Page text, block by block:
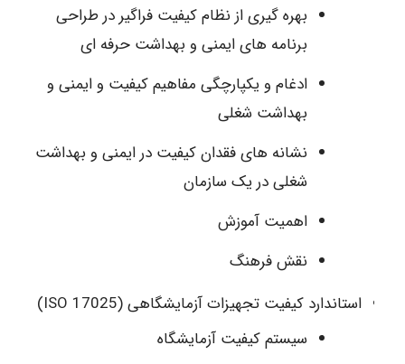
بهره گیری از نظام کیفیت فراگیر در طراحی
برنامه های ایمنی و بهداشت حرفه ای
ادغام و یکپارچگی مفاهیم کیفیت و ایمنی و
بهداشت شغلی
نشانه های فقدان کیفیت در ایمنی و بهداشت
شغلی در یک سازمان
اهمیت آموزش
نقش فرهنگ
استاندارد کیفیت تجهیزات آزمایشگاهی (17025 ISO)
سیستم کیفیت آزمایشگاه